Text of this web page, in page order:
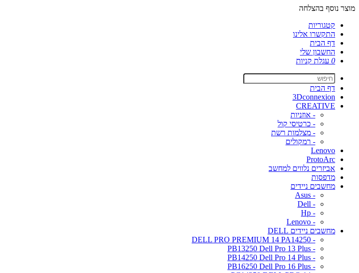
מוצר נוסף בהצלחה
קטגוריות
התקשרו אלינו
דף הבית
החשבון שלי
0 עגלת קניות
דף הבית
3Dconnexion
CREATIVE
- אוזניות
- כרטיסי קול
- מצלמות רשת
- רמקולים
Lenovo
ProtoArc
אביזרים נלווים למחשב
מדפסות
מחשבים ניידים
- Asus
- Dell
- Hp
- Lenovo
מחשבים ניידים DELL
- DELL PRO PREMIUM 14 PA14250
- PB13250 Dell Pro 13 Plus
- PB14250 Dell Pro 14 Plus
- PB16250 Dell Pro 16 Plus